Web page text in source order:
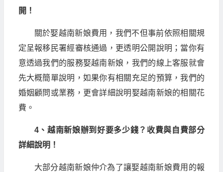
開！
關於娶越南新娘費用，我們不但事前依照相關規
定呈報移民署經審核通過，更透明公開說明；當你有
意透過我們的服務娶越南新娘，我們的線上客服就會
先大概簡單說明，如果你有相關充足的預算，我們的
婚姻顧問或業務，更會詳細說明娶越南新娘的相關花
費。
4、越南新娘辦到好要多少錢？收費與自費部分
詳細說明！
大部分越南新娘仲介為了讓娶越南新娘費用的報